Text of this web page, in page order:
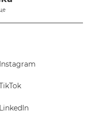
Instagram
LinkedIn